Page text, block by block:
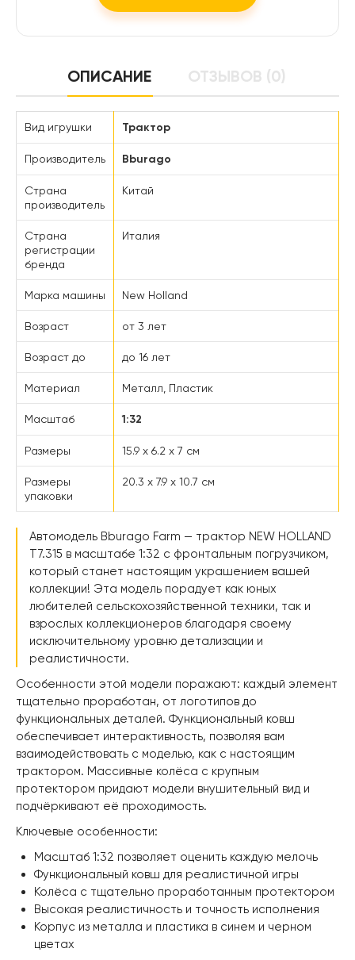
ОПИСАНИЕ ОТЗЫВОВ (0)
Вид игрушки Трактор
Производитель Bburago
Страна
производитель
Китай
Страна
регистрации
бренда
Италия
Марка машины New Holland
Возраст от 3 лет
Возраст до до 16 лет
Материал Металл, Пластик
Масштаб 1:32
Размеры 15.9 х 6.2 х 7 см
Размеры
упаковки
20.3 х 7.9 х 10.7 см
Автомодель Bburago Farm — трактор NEW HOLLAND
T7.315 в масштабе 1:32 с фронтальным погрузчиком,
который станет настоящим украшением вашей
коллекции! Эта модель порадует как юных
любителей сельскохозяйственной техники, так и
взрослых коллекционеров благодаря своему
исключительному уровню детализации и
реалистичности.
Особенности этой модели поражают: каждый элемент
тщательно проработан, от логотипов до
функциональных деталей. Функциональный ковш
обеспечивает интерактивность, позволяя вам
взаимодействовать с моделью, как с настоящим
трактором. Массивные колёса с крупным
протектором придают модели внушительный вид и
подчёркивают её проходимость.
Ключевые особенности:
Масштаб 1:32 позволяет оценить каждую мелочь
Функциональный ковш для реалистичной игры
Колёса с тщательно проработанным протектором
Высокая реалистичность и точность исполнения
Корпус из металла и пластика в синем и черном
цветах